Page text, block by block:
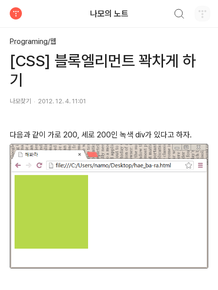
나모의 노트
Programing/웹
[CSS] 블록엘리먼트 꽉차게 하
기
나모찾기 2012. 12. 4. 11:01
다음과 같이 가로 200, 세로 200인 녹색 div가 있다고 하자.